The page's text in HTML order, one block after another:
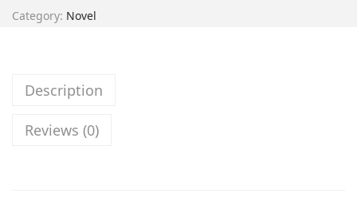
Category: Novel
Description
Reviews (0)